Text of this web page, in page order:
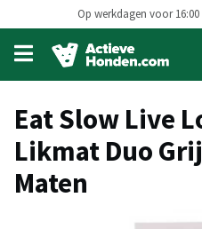
Op werkdagen voor 16:00
Open
main
menu
Eat Slow Live
Likmat Duo
Maten